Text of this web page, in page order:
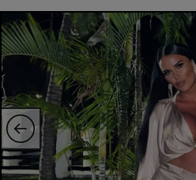
Liga 2
Cupa României
Echipa Națională
U21
Fotbal feminin
Special